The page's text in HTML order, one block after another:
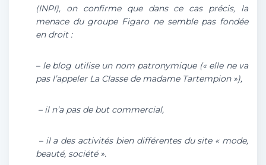
(INPI), on confirme que dans ce cas précis, la
menace du groupe Figaro ne semble pas fondée
en droit :
– le blog utilise un nom patronymique (« elle ne va
pas l’appeler La Classe de madame Tartempion »),
– il n’a pas de but commercial,
– il a des activités bien différentes du site « mode,
beauté, société ».